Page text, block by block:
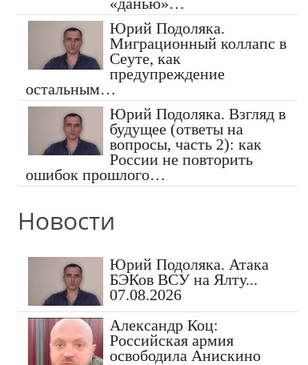
Юрий Подоляка.
Миграционный коллапс в
Сеуте, как
предупреждение
остальным…
Юрий Подоляка. Взгляд в
будущее (ответы на
вопросы, часть 2): как
России не повторить
ошибок прошлого…
Новости
Юрий Подоляка. Атака
БЭКов ВСУ на Ялту...
07.08.2026
Александр Коц:
Российская армия
освободила Анискино